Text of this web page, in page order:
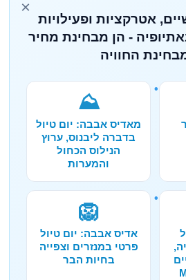
×
אטרקציות ופעילויות
- הן מבחינת מחיר
החוויה
⛰️
מאדיס אבבה: יום טיול
בדברה ליבנוס, ערוץ
הנילוס הכחול
והמערות
🦁
אדיס אבבה: יום טיול
פרטי במנזרים וצפייה
בחיות הבר